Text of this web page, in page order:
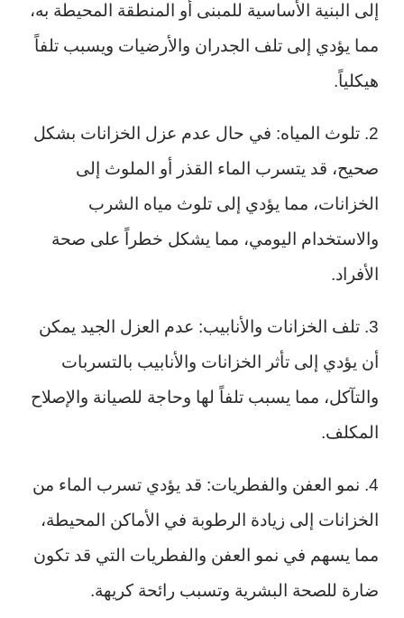
إلى البنية الأساسية للمبنى أو المنطقة المحيطة به،
مما يؤدي إلى تلف الجدران والأرضيات ويسبب تلفاً
هيكلياً.
2. تلوث المياه: في حال عدم عزل الخزانات بشكل
صحيح، قد يتسرب الماء القذر أو الملوث إلى
الخزانات، مما يؤدي إلى تلوث مياه الشرب
والاستخدام اليومي، مما يشكل خطراً على صحة
الأفراد.
3. تلف الخزانات والأنابيب: عدم العزل الجيد يمكن
أن يؤدي إلى تأثر الخزانات والأنابيب بالتسربات
والتآكل، مما يسبب تلفاً لها وحاجة للصيانة والإصلاح
المكلف.
4. نمو العفن والفطريات: قد يؤدي تسرب الماء من
الخزانات إلى زيادة الرطوبة في الأماكن المحيطة،
مما يسهم في نمو العفن والفطريات التي قد تكون
ضارة للصحة البشرية وتسبب رائحة كريهة.